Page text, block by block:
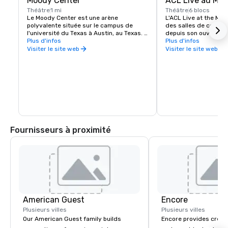
Théâtre1 mi
Le Moody Center est une arène
polyvalente située sur le campus de
l'université du Texas à Austin, au Texas.
La capacité de l'aréna est de plus de 15
000 places au total.
Plus d'infos
Visiter le site web
Théâtre6 blocs
L'ACL Live at the
des salles de
depuis son
célèbre émission de
City Limits et plus
Plus d'infos
Visiter le site web
Fournisseurs à proximité
American Guest
Plusieurs villes
Our American Guest family builds
Encore
Plusieurs villes
Encore provides